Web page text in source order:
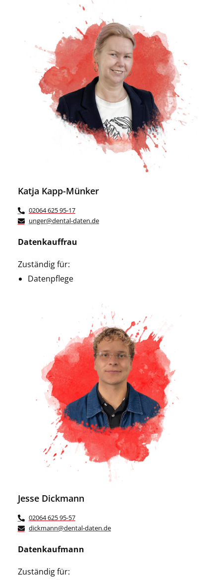
Katja Kapp-Münker
02064 625 95-17
unger@dental-daten.de
Datenkauffrau
Zuständig für:
Datenpflege
Jesse Dickmann
02064 625 95-57
dickmann@dental-daten.de
Datenkaufmann
Zuständig für: